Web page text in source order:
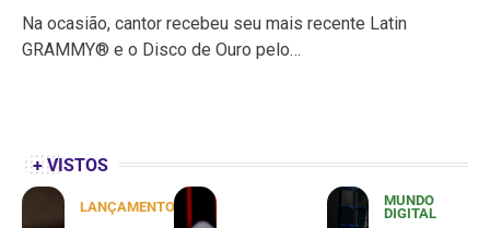
Na ocasião, cantor recebeu seu mais recente Latin
GRAMMY® e o Disco de Ouro pelo…
+ VISTOS
LANÇAMENTOS
MUNDO
DIGITAL